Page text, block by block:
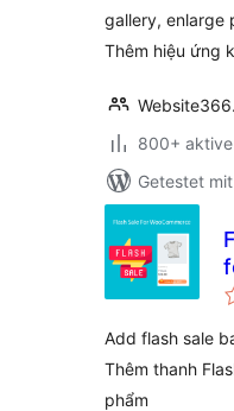
gallery, enlarge
Thêm hiệu ứng
800+
Getestet
Add flash sale
Thêm thanh
phẩm